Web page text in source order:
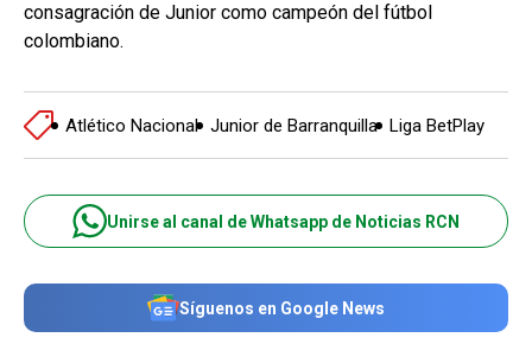
consagración de Junior como campeón del fútbol
colombiano.
Atlético Nacional Junior de Barranquilla Liga BetPlay
Unirse al canal de Whatsapp de Noticias RCN
Síguenos en Google News